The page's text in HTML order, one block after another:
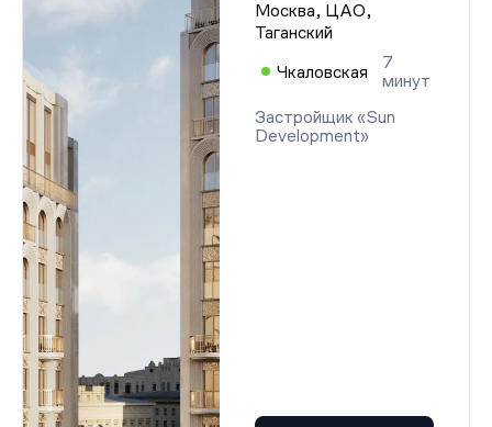
Москва, ЦАО,
Таганский
Чкаловская
7
минут
Застройщик «Sun
Development»